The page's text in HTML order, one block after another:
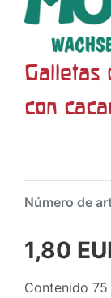
Galletas
con
Número de
1,80
Contenido 75